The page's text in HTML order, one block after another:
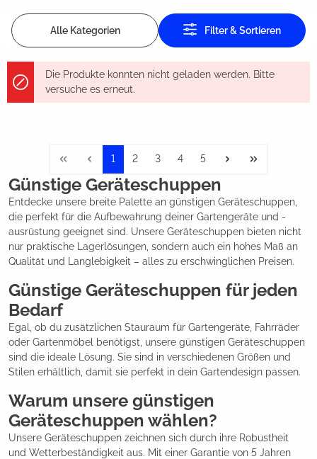
Alle Kategorien Filter & Sortieren
Die Produkte konnten nicht geladen werden. Bitte
versuche es erneut.
1 2 3 4 5
Günstige Geräteschuppen
Entdecke unsere breite Palette an günstigen Geräteschuppen,
die perfekt für die Aufbewahrung deiner Gartengeräte und -
ausrüstung geeignet sind. Unsere Geräteschuppen bieten nicht
nur praktische Lagerlösungen, sondern auch ein hohes Maß an
Qualität und Langlebigkeit – alles zu erschwinglichen Preisen.
Günstige Geräteschuppen für jeden
Bedarf
Egal, ob du zusätzlichen Stauraum für Gartengeräte, Fahrräder
oder Gartenmöbel benötigst, unsere günstigen Geräteschuppen
sind die ideale Lösung. Sie sind in verschiedenen Größen und
Stilen erhältlich, damit sie perfekt in dein Gartendesign passen.
Warum unsere günstigen
Geräteschuppen wählen?
Unsere Geräteschuppen zeichnen sich durch ihre Robustheit
und Wetterbeständigkeit aus. Mit einer Garantie von 5 Jahren